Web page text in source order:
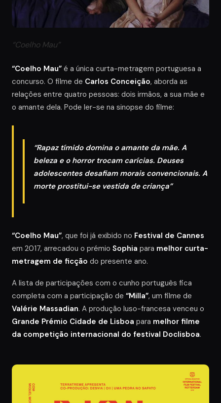
“Coelho Mau”
“Coelho Mau” é a única curta-metragem portuguesa a
concurso. O filme de Carlos Conceição, aborda as
relações entre quatro pessoas: dois irmãos, a sua mãe e
o amante dela. Pode ler-se na sinopse do filme:
“Rapaz tímido domina o amante da mãe. A
beleza e o horror trocam carícias. Deuses
adolescentes desafiam morais convencionais. A
morte prostitui-se vestida de criança”
“Coelho Mau”, que foi já exibido no Festival de Cannes
em 2017, arrecadou o prémio Sophia para melhor curta-
metragem de ficção do presente ano.
A lista de participações com o cunho português fica
completa com a participação de “Milla”, um filme de
Valérie Massadian. A produção luso-francesa venceu o
Grande Prémio Cidade de Lisboa para melhor filme
da competição internacional do festival Doclisboa.